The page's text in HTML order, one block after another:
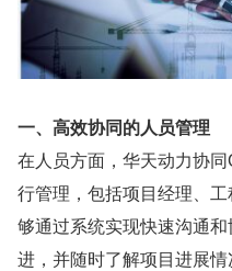
一、高效协同的人员管理
在人员方面，华天动力协
行管理，包括项目经理、
够通过系统实现快速沟通
进，并随时了解项目进展情